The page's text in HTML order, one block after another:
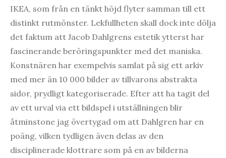
IKEA, som från en tänkt höjd flyter samman till ett
distinkt rutmönster. Lekfullheten skall dock inte dölja
det faktum att Jacob Dahlgrens estetik ytterst har
fascinerande beröringspunkter med det maniska.
Konstnären har exempelvis samlat på sig ett arkiv
med mer än 10 000 bilder av tillvarons abstrakta
sidor, prydligt kategoriserade. Efter att ha tagit del
av ett urval via ett bildspel i utställningen blir
åtminstone jag övertygad om att Dahlgren har en
poäng, vilken tydligen även delas av den
disciplinerade klottrare som på en av bilderna